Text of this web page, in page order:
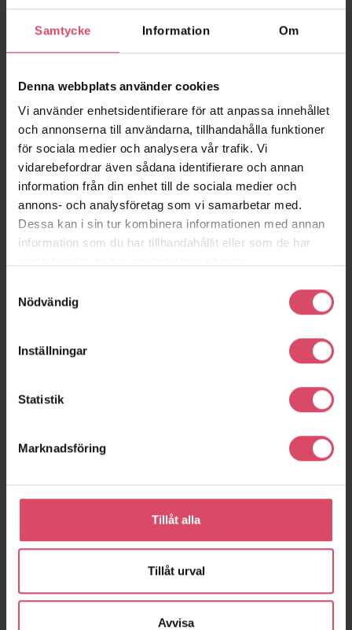
Samtycke Information Om
Denna webbplats använder cookies
Vi använder enhetsidentifierare för att anpassa innehållet
och annonserna till användarna, tillhandahålla funktioner
för sociala medier och analysera vår trafik. Vi
vidarebefordrar även sådana identifierare och annan
information från din enhet till de sociala medier och
annons- och analysföretag som vi samarbetar med.
Dessa kan i sin tur kombinera informationen med annan
information som du har tillhandahållit eller som de har
Nödvändig
Inställningar
Statistik
Marknadsföring
Tillåt alla
Tillåt urval
Avvisa
Klippan